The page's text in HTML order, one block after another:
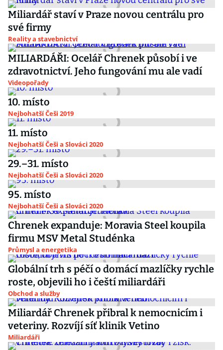
Miliardář staví v Praze novou centrálu pro
své firmy
Reality a stavebnictví
MILIARDÁŘI: Ocelář Chrenek působí i ve
zdravotnictví. Jeho fungování mu ale vadí
Videopořady
10. místo
Nejbohatší Češi 2019
11. místo
Nejbohatší Češi a Slováci 2020
29.–31. místo
Nejbohatší Češi a Slováci 2020
95. místo
Nejbohatší Češi a Slováci 2020
Chrenek expanduje: Moravia Steel koupila
firmu MSV Metal Studénka
Průmysl a energetika
Globální trh s péčí o domácí mazlíčky rychle
roste, objevili ho i čeští miliardáři
Obchod a služby
Miliardář Chrenek přibral k nemocnicím i
veteriny. Rozvíjí síť klinik Vetino
Miliardáři